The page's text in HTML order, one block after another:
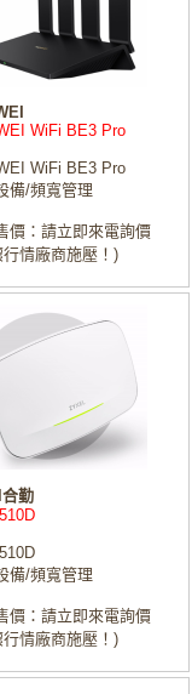
WiFi BE3 Pro
WiFi BE3 Pro
備/頻寬管理
價：請立即來電詢價
行情廠商施壓！)
勤
備/頻寬管理
價：請立即來電詢價
行情廠商施壓！)